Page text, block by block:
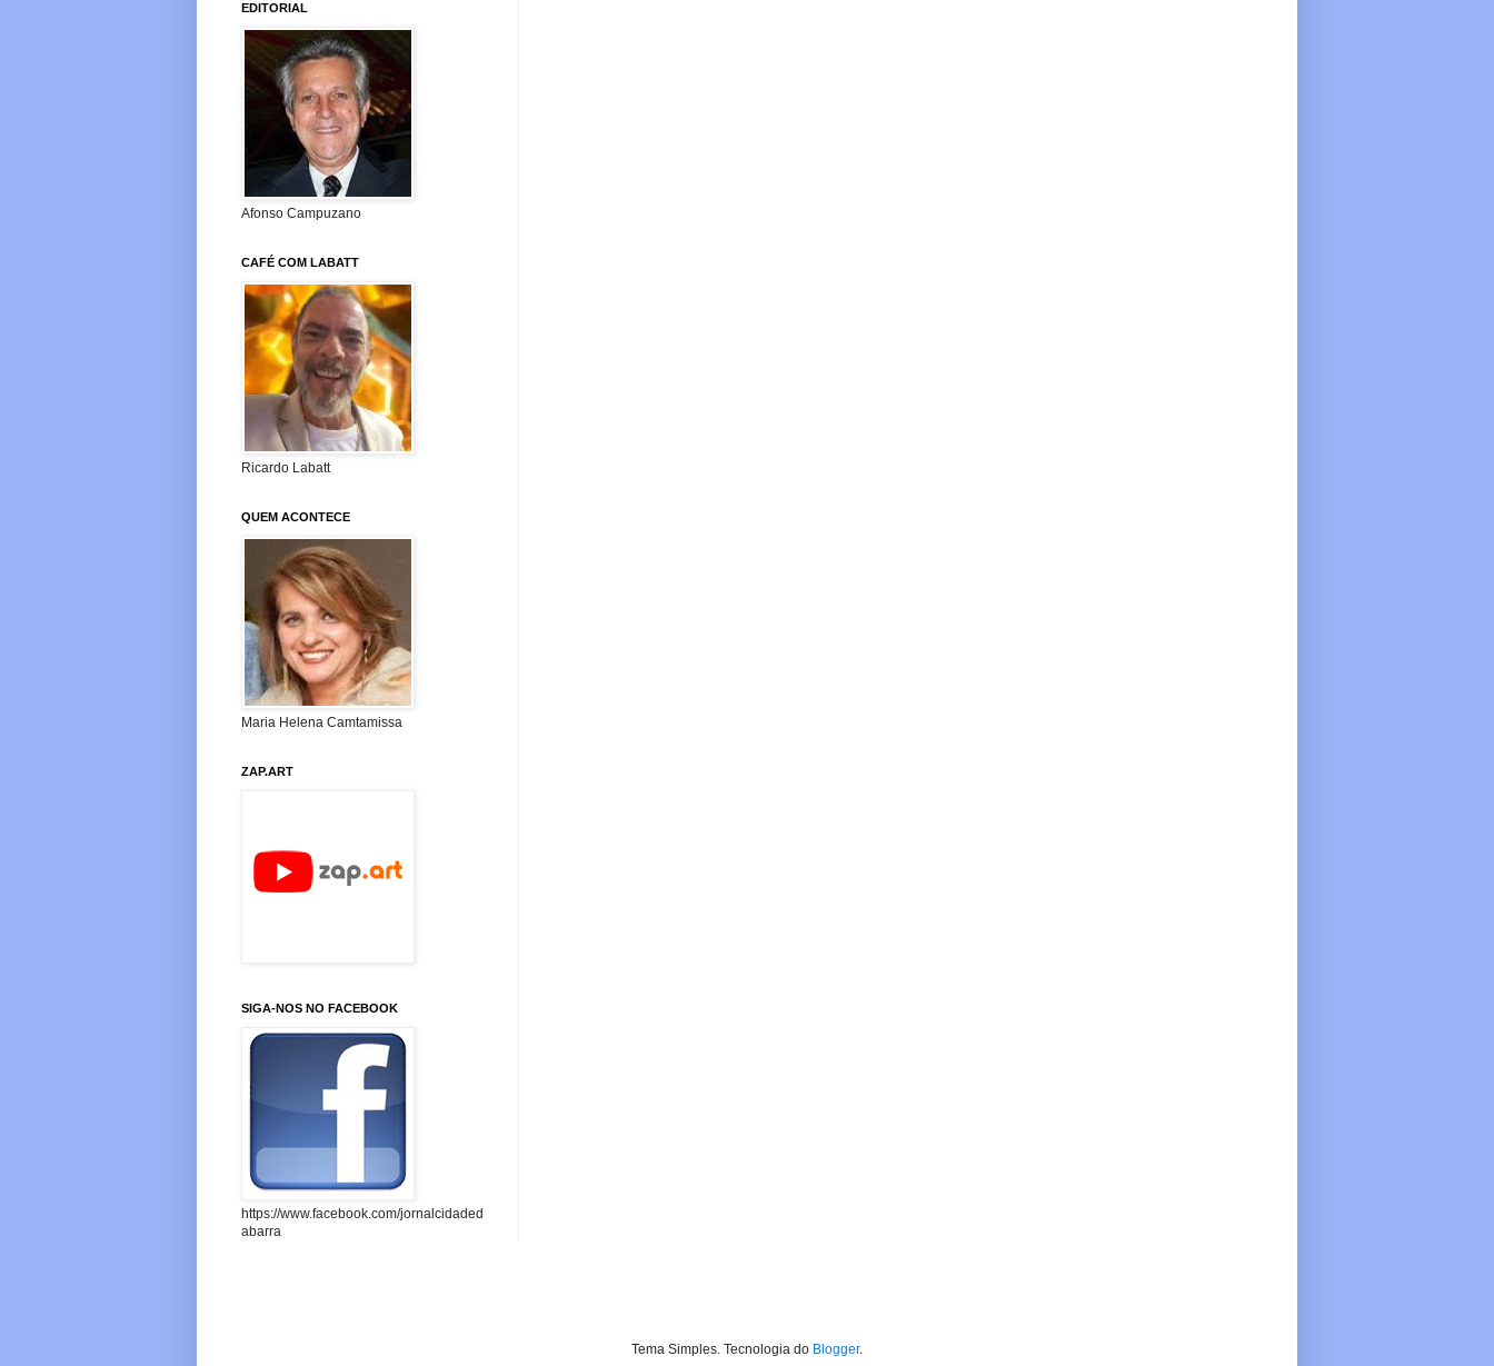
EDITORIAL
Afonso Campuzano
CAFÉ COM LABATT
Ricardo Labatt
QUEM ACONTECE
Maria Helena Camtamissa
ZAP.ART
SIGA-NOS NO FACEBOOK
https://www.facebook.com/jornalcidaded
abarra
Tema Simples. Tecnologia do Blogger.